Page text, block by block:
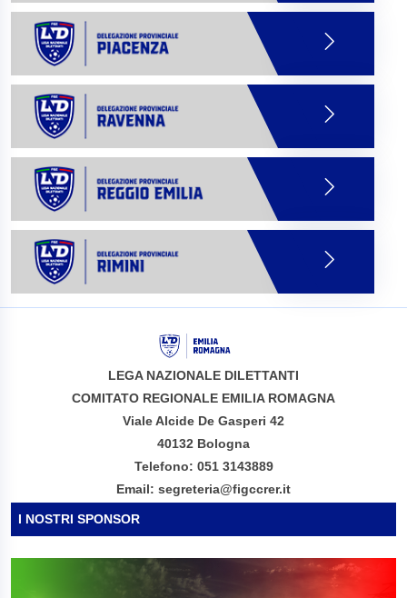
LEGA NAZIONALE DILETTANTI
COMITATO REGIONALE EMILIA ROMAGNA
Viale Alcide De Gasperi 42
Email: segreteria@figccrer.it